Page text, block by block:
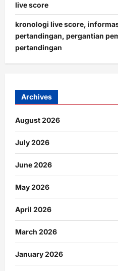
live score
kronologi live score,
pertandingan, pergantian
pertandingan
Archives
August 2026
July 2026
June 2026
May 2026
April 2026
March 2026
January 2026